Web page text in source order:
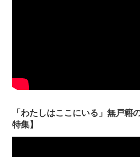
「わたしはここにいる」無戸籍
特集】